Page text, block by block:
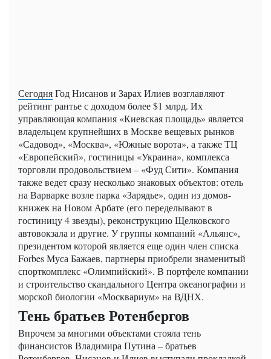
СегодняГод Нисанов и Зарах Илиев возглавляют
рейтинг рантье с доходом более $1 млрд. Их
управляющая компания «Киевская площадь» является
владельцем крупнейших в Москве вещевых рынков
«Садовод», «Москва», «Южные ворота», а также ТЦ
«Европейский», гостиницы «Украина», комплекса
торговли продовольствием – «Фуд Сити». Компания
также ведет сразу несколько знаковых объектов: отель
на Варварке возле парка «Зарядье», один из домов-
книжек на Новом Арбате (его переделывают в
гостиницу 4 звезды), реконструкцию Щелковского
автовокзала и другие. У группы компаний «Альянс»,
президентом которой является еще один член списка
Forbes Муса Бажаев, партнеры приобрели знаменитый
спорткомплекс «Олимпийский». В портфеле компании
и строительство скандального Центра океанографии и
морской биологии «Москвариум» на ВДНХ.
Тень братьев Ротенбергов
Впрочем за многими объектами стояла тень
финансистов Владимира Путина – братьев